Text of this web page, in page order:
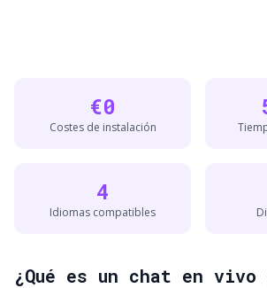
€0
Costes de instalación
4
Idiomas compatibles
¿Qué es un chat en